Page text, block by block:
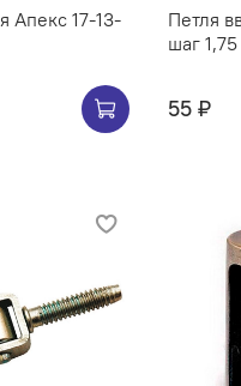
Апекс 17-13-
Петля
шаг
55 ₽